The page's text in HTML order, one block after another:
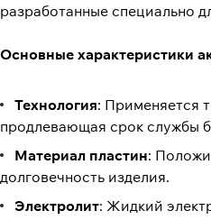
разработанные специально
Основные характеристики
Технология: Применяется
продлевающая срок службы
Материал пластин:
долговечность изделия.
Электролит: Жидкий